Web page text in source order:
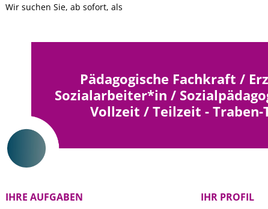
Wir suchen Sie, ab sofort, als
Pädagogische Fachkraft /
Sozialarbeiter*in /
Vollzeit / Teilzeit - Traben-
IHRE AUFGABEN IHR PROFIL